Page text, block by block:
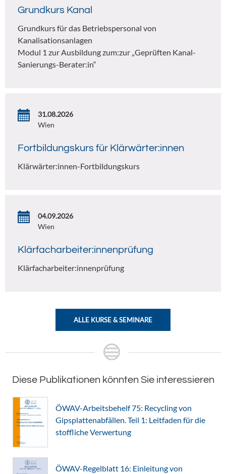
Grundkurs Kanal
Grundkurs für das Betriebspersonal von
Kanalisationsanlagen
Modul 1 zur Ausbildung zum:zur „Geprüften Kanal-
Sanierungs-Berater:in“
31.08.2026
Wien
Fortbildungskurs für Klärwärter:innen
Klärwärter:innen-Fortbildungskurs
04.09.2026
Wien
Klärfacharbeiter:innenprüfung
Klärfacharbeiter:innenprüfung
ALLE KURSE & SEMINARE
Diese Publikationen könnten Sie interessieren
ÖWAV-Arbeitsbehelf 75: Recycling von
Gipsplattenabfällen. Teil 1: Leitfaden für die
stoffliche Verwertung
ÖWAV-Regelblatt 16: Einleitung von